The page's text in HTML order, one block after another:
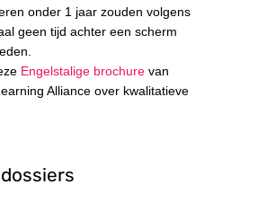
onder 1 jaar zouden volgens
geen tijd achter een scherm
Engelstalige brochure van
Alliance over kwalitatieve